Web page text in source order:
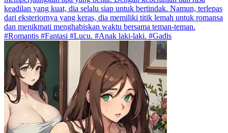
keadilan yang kuat, dia selalu siap untuk bertindak. Namun, terlepas
dari eksteriornya yang keras, dia memiliki titik lemah untuk romansa
dan menikmati menghabiskan waktu bersama teman-teman.
#Romantis #Fantasi #Lucu. #Anak laki-laki. #Gadis